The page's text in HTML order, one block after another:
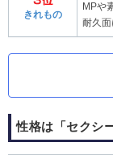
きれもの
MPや
耐久面
性格は「セクシ